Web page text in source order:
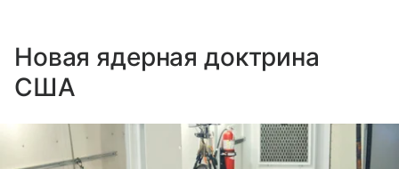
Новая ядерная доктрина
США